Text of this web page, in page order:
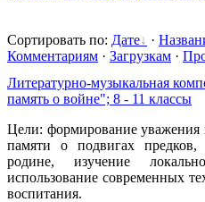
Сортировать по: Дате ·
Комментариям · Загрузкам ·
Литературно-музыкальная
память о войне"; 8 - 11 классы
Цели: формирование уважения
памяти о подвигах
родине, изучение
использование современных
воспитания.